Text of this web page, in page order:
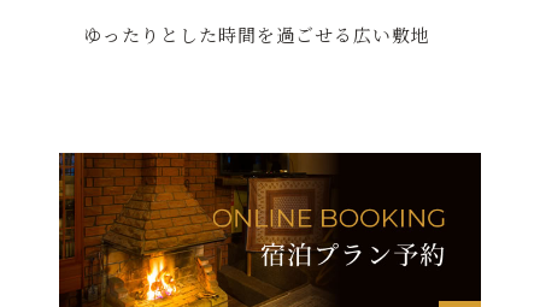
ゆったりとした時間を過ごせる広い敷地